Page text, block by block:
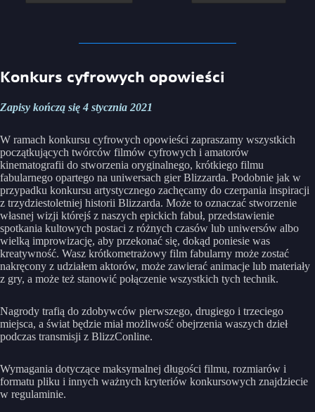
Konkurs cyfrowych opowieści
Zapisy kończą się 4 stycznia 2021
W ramach konkursu cyfrowych opowieści zapraszamy wszystkich
początkujących twórców filmów cyfrowych i amatorów
kinematografii do stworzenia oryginalnego, krótkiego filmu
fabularnego opartego na uniwersach gier Blizzarda. Podobnie jak w
przypadku konkursu artystycznego zachęcamy do czerpania inspiracji
z trzydziestoletniej historii Blizzarda. Może to oznaczać stworzenie
własnej wizji którejś z naszych epickich fabuł, przedstawienie
spotkania kultowych postaci z różnych czasów lub uniwersów albo
wielką improwizację, aby przekonać się, dokąd poniesie was
kreatywność. Wasz krótkometrażowy film fabularny może zostać
nakręcony z udziałem aktorów, może zawierać animacje lub materiały
z gry, a może też stanowić połączenie wszystkich tych technik.
Nagrody trafią do zdobywców pierwszego, drugiego i trzeciego
miejsca, a świat będzie miał możliwość obejrzenia waszych dzieł
podczas transmisji z BlizzConline.
Wymagania dotyczące maksymalnej długości filmu, rozmiarów i
formatu pliku i innych ważnych kryteriów konkursowych znajdziecie
w regulaminie.